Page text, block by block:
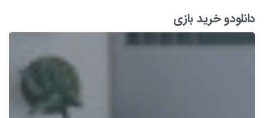
دانلودو خرید بازی